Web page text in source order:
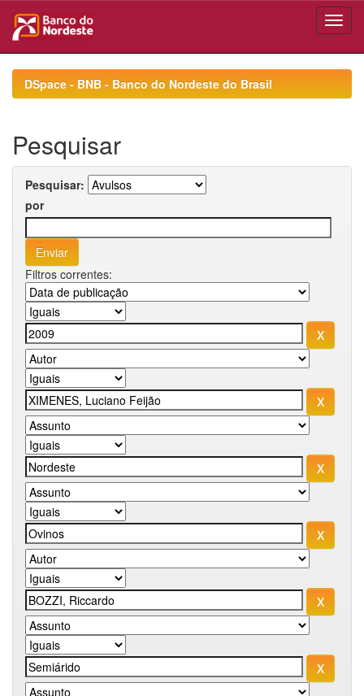
navigationDSpace - BNB - Banco do Nordeste do Brasil
Pesquisar
Pesquisar:
por
Filtros correntes: